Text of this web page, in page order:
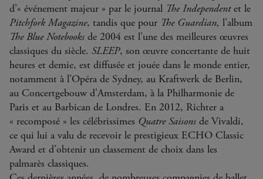
d’« événement majeur » par le journal The Independentet le
Pitchfork Magazine, tandis que pour The Guardian, l’album
The Blue Notebooks de 2004 est l'une des meilleures œuvres
classiques du siècle. SLEEP, son œuvre concertante de huit
heures et demie, est diffusée et jouée dans le monde entier,
notamment à l'Opéra de Sydney, au Kraftwerk de Berlin,
au Concertgebouw d'Amsterdam, à la Philharmonie de
Paris et au Barbican de Londres. En 2012, Richter a
« recomposé » les célébrissimes Quatre Saisons de Vivaldi,
ce qui lui a valu de recevoir le prestigieux ECHO Classic
Award et d’obtenir un classement de choix dans les
palmarès classiques.
d’« événement majeur » par le journal The Independentet le
Pitchfork Magazine, tandis que pour The Guardian, l’album
The Blue Notebooks de 2004 est l'une des meilleures œuvres
classiques du siècle. SLEEP, son œuvre concertante de huit
heures et demie, est diffusée et jouée dans le monde entier,
notamment à l'Opéra de Sydney, au Kraftwerk de Berlin,
au Concertgebouw d'Amsterdam, à la Philharmonie de
Paris et au Barbican de Londres. En 2012, Richter a
« recomposé » les célébrissimes Quatre Saisons de Vivaldi,
ce qui lui a valu de recevoir le prestigieux ECHO Classic
Award et d’obtenir un classement de choix dans les
palmarès classiques.